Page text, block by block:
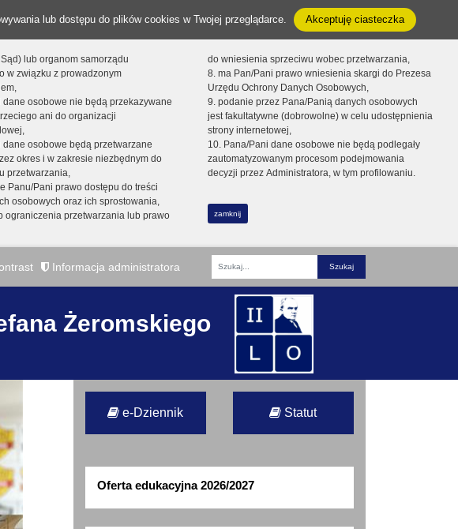
lub dostępu do plików cookies w Twojej przeglądarce. Akceptuję ciasteczka
lub organom samorządu
w związku z prowadzonym
dane osobowe nie będą przekazywane
ani do organizacji
dane osobowe będą przetwarzane
okres i w zakresie niezbędnym do
przetwarzania,
Panu/Pani prawo dostępu do treści
osobowych oraz ich sprostowania,
ograniczenia przetwarzania lub prawo
do wniesienia sprzeciwu wobec przetwarzania,
8. ma Pan/Pani prawo wniesienia skargi do Prezesa
Urzędu Ochrony Danych Osobowych,
9. podanie przez Pana/Panią danych osobowych
jest fakultatywne (dobrowolne) w celu udostępnienia
strony internetowej,
10. Pana/Pani dane osobowe nie będą podlegały
zautomatyzowanym procesom podejmowania
decyzji przez Administratora, w tym profilowaniu.
zamknij
Informacja administratora
Fraza
Żeromskiego
e-Dziennik Statut
Oferta edukacyjna 2026/2027